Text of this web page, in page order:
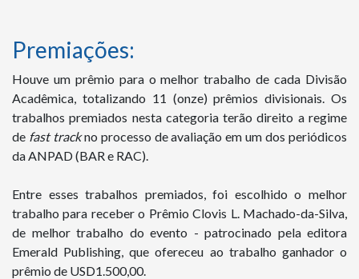
Premiações:
Houve um prêmio para o melhor trabalho de cada Divisão
Acadêmica, totalizando 11 (onze) prêmios divisionais. Os
trabalhos premiados nesta categoria terão direito a regime
de fast trackno processo de avaliação em um dos periódicos
da ANPAD (BAR e RAC).
Entre esses trabalhos premiados, foi escolhido o melhor
trabalho para receber o Prêmio Clovis L. Machado-da-Silva,
de melhor trabalho do evento - patrocinado pela editora
Emerald Publishing, que ofereceu ao trabalho ganhador o
prêmio de USD1.500,00.